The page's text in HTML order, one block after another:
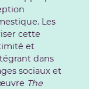
Les
cette
et
dans
sociaux et
The